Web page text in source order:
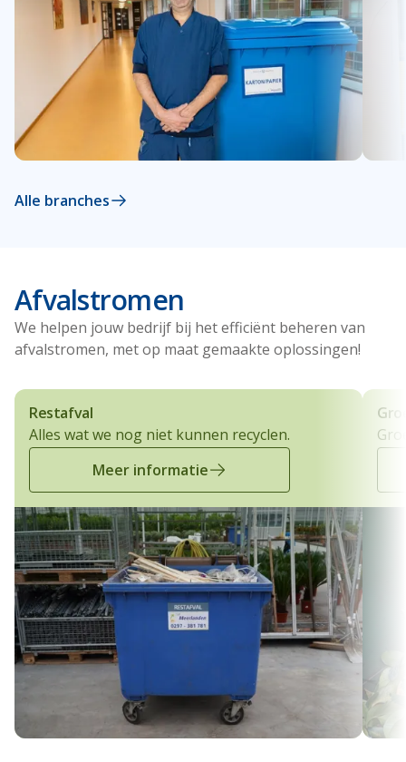
Alle branches
Afvalstromen
We helpen jouw bedrijf bij het efficiënt beheren van
afvalstromen, met op maat gemaakte oplossingen!
Restafval
Alles wat we nog niet kunnen recyclen.
Meer informatie